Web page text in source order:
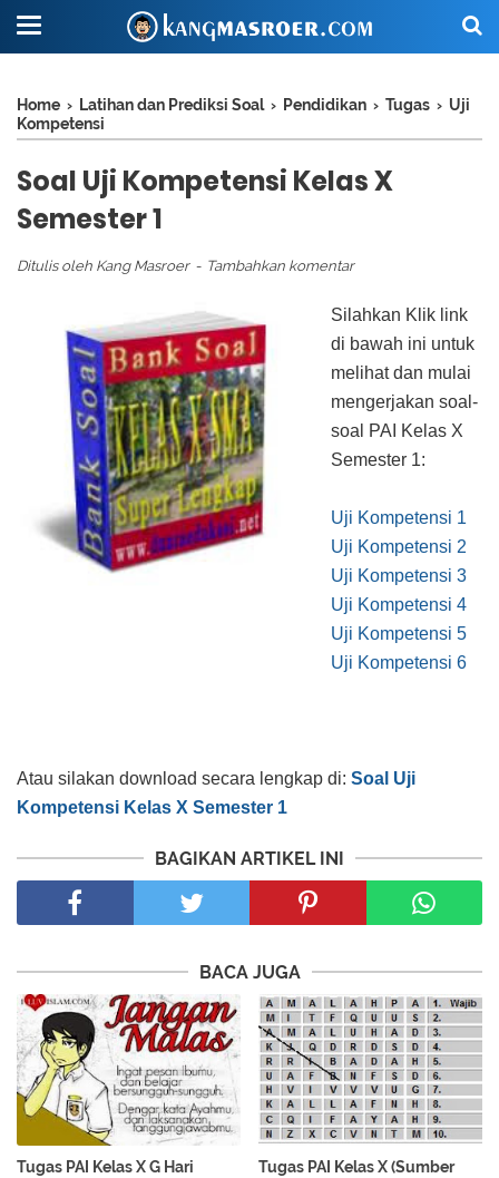
Home › Latihan dan Prediksi Soal › Pendidikan › Tugas › Uji
Kompetensi
Soal Uji Kompetensi Kelas X
Semester 1
Ditulis oleh Kang Masroer Tambahkan komentar
Silahkan Klik link
di bawah ini untuk
melihat dan mulai
mengerjakan soal-
soal PAI Kelas X
Semester 1:
Uji Kompetensi 1
Uji Kompetensi 2
Uji Kompetensi 3
Uji Kompetensi 4
Uji Kompetensi 5
Uji Kompetensi 6
Atau silakan download secara lengkap di: Soal Uji
Kompetensi Kelas X Semester 1
BAGIKAN ARTIKEL INI
BACA JUGA
Tugas PAI Kelas X G Hari
Tugas PAI Kelas X (Sumber